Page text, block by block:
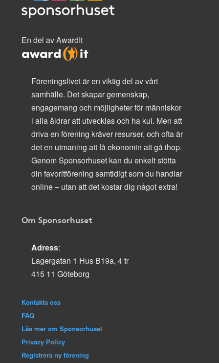
En del av AwardIt
Föreningslivet är en viktig del av vårt
samhälle. Det skapar gemenskap,
engagemang och möjligheter för människor
i alla åldrar att utvecklas och ha kul. Men att
driva en förening kräver resurser, och ofta är
det en utmaning att få ekonomin att gå ihop.
Genom Sponsorhuset kan du enkelt stötta
din favoritförening samtidigt som du handlar
online – utan att det kostar dig något extra!
Om Sponsorhuset
Adress:
Lagergatan 1 Hus B19a, 4 tr
415 11 Göteborg
Kontakta oss
FAQ
Läs mer om Sponsorhuset
Privacy Policy
Registrera ny förening